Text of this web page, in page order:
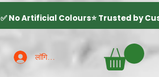
लॉगिन करें